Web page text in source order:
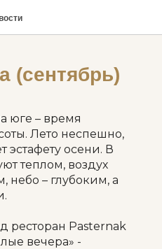
(сентябрь)
юге – время
Лето неспешно,
эстафету осени. В
теплом, воздух
небо – глубоким, а
ресторан Pasternak
вечера» -